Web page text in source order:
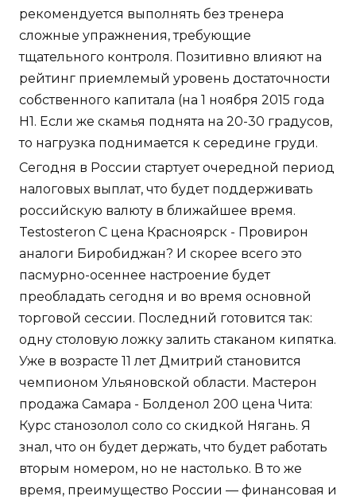
рекомендуется выполнять без тренера
сложные упражнения, требующие
тщательного контроля. Позитивно влияют на
рейтинг приемлемый уровень достаточности
собственного капитала (на 1 ноября 2015 года
Н1. Если же скамья поднята на 20-30 градусов,
то нагрузка поднимается к середине груди.
Сегодня в России стартует очередной период
налоговых выплат, что будет поддерживать
российскую валюту в ближайшее время.
Testosteron C цена Красноярск - Провирон
аналоги Биробиджан? И скорее всего это
пасмурно-осеннее настроение будет
преобладать сегодня и во время основной
торговой сессии. Последний готовится так:
одну столовую ложку залить стаканом кипятка.
Уже в возрасте 11 лет Дмитрий становится
чемпионом Ульяновской области. Мастерон
продажа Самара - Болденол 200 цена Чита:
Курс станозолол соло со скидкой Нягань. Я
знал, что он будет держать, что будет работать
вторым номером, но не настолько. В то же
время, преимущество России — финансовая и